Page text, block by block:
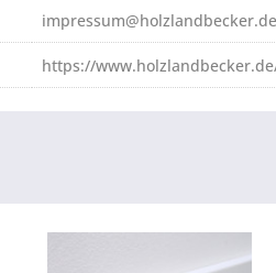
impressum@holzlandbecker.de
https://